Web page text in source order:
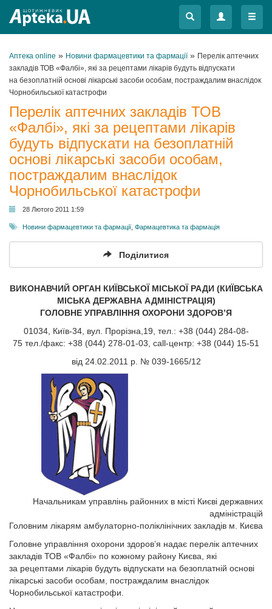
Меню
Меню
Аптека online » Новини фармацевтики та фармації» Перелік аптечних
закладів ТОВ «Фалбі», які за рецептами лікарів будуть відпускати
на безоплатній основі лікарські засоби особам, постраждалим внаслідок
Чорнобильської катастрофи
Перелік аптечних закладів ТОВ
«Фалбі», які за рецептами лікарів
будуть відпускати на безоплатній
основі лікарські засоби особам,
постраждалим внаслідок
Чорнобильської катастрофи
28 Лютого 2011 1:59
Новини фармацевтики та фармації Фармацевтика та фармація
Поділитися
ВИКОНАВЧИЙ ОРГАН КИЇВСЬКОЇ МІСЬКОЇ РАДИ (КИЇВСЬКА
МІСЬКА ДЕРЖАВНА АДМІНІСТРАЦІЯ)
ГОЛОВНЕ УПРАВЛІННЯ ОХОРОНИ ЗДОРОВ’Я
01034, Київ-34, вул. Прорізна,19, тел.: +38 (044) 284-08-
75 тел./факс: +38 (044) 278-01-03, саll-центр: +38 (044) 15-51
від 24.02.2011 p. № 039-1665/12
Начальникам управлінь районних в місті Києві державних
адміністрацій
Головним лікарям амбулаторно-поліклінічних закладів м. Києва
Головне управління охорони здоров’я надає перелік аптечних
закладів ТОВ «Фалбі» по кожному району Києва, які
за рецептами лікарів будуть відпускати на безоплатній основі
лікарські засоби особам, постраждалим внаслідок
Чорнобильської катастрофи.